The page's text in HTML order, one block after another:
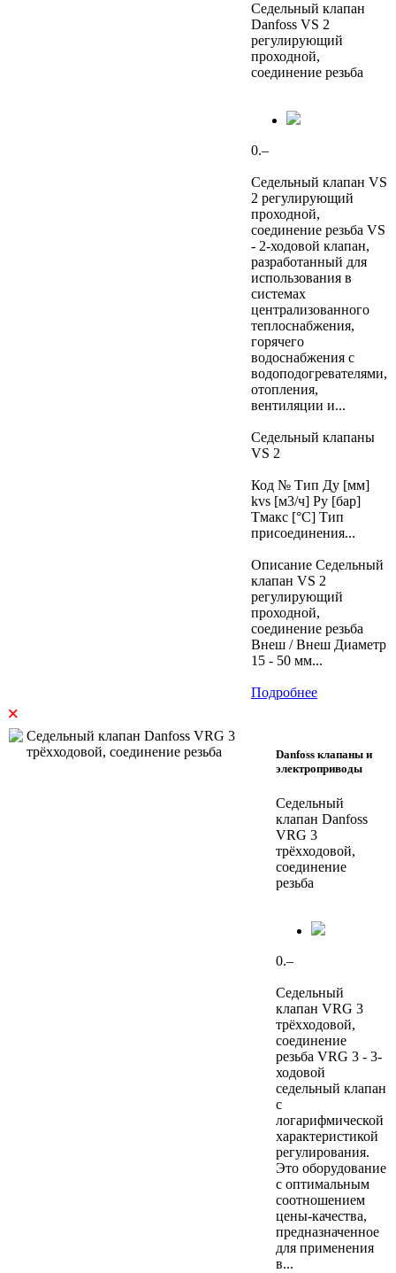
Седельный клапан
Danfoss VS 2
регулирующий
проходной,
соединение резьба
0.–
Седельный клапан VS
2 регулирующий
проходной,
соединение резьба VS
- 2-ходовой клапан,
разработанный для
использования в
системах
централизованного
теплоснабжения,
горячего
водоснабжения с
водоподогревателями,
отопления,
вентиляции и...
Седельный клапаны
VS 2
Код № Тип Ду [мм]
kvs [м3/ч] Ру [бар]
Тмакс [°C] Тип
присоединения...
Описание Седельный
клапан VS 2
регулирующий
проходной,
соединение резьба
Внеш / Внеш Диаметр
15 - 50 мм...
Подробнее
×
Danfoss клапаны и
электроприводы
Седельный
клапан Danfoss
VRG 3
трёхходовой,
соединение
резьба
0.–
Седельный
клапан VRG 3
трёхходовой,
соединение
резьба VRG 3 - 3-
ходовой
седельный клапан
с
логарифмической
характеристикой
регулирования.
Это оборудование
с оптимальным
соотношением
цены-качества,
предназначенное
для применения
в...